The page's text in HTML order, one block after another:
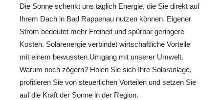
Die Sonne schenkt uns täglich Energie, die Sie direkt auf
Ihrem Dach in Bad Rappenau nutzen können. Eigener
Strom bedeutet mehr Freiheit und spürbar geringere
Kosten. Solarenergie verbindet wirtschaftliche Vorteile
mit einem bewussten Umgang mit unserer Umwelt.
Warum noch zögern? Holen Sie sich Ihre Solaranlage,
profitieren Sie von steuerlichen Vorteilen und setzen Sie
auf die Kraft der Sonne in der Region.